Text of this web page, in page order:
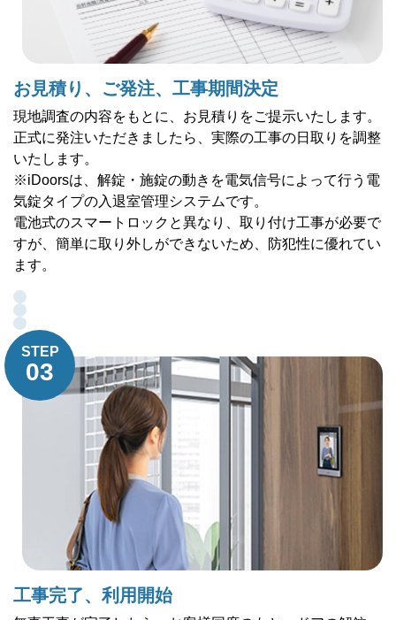
お見積り、ご発注、工事期間決定
現地調査の内容をもとに、お見積りをご提示いたします。
正式に発注いただきましたら、実際の工事の日取りを調整
いたします。
※iDoorsは、解錠・施錠の動きを電気信号によって行う電
気錠タイプの入退室管理システムです。
電池式のスマートロックと異なり、取り付け工事が必要で
すが、簡単に取り外しができないため、防犯性に優れてい
ます。
STEP
03
工事完了、利用開始